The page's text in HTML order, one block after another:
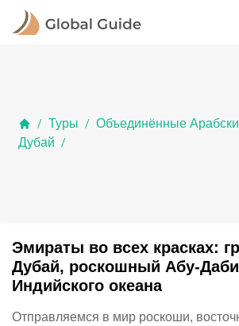
/ Туры / Объединённые
Дубай /
Эмираты во всех красках:
Дубай, роскошный Абу-
Индийского океана
Отправляемся в мир роскоши,